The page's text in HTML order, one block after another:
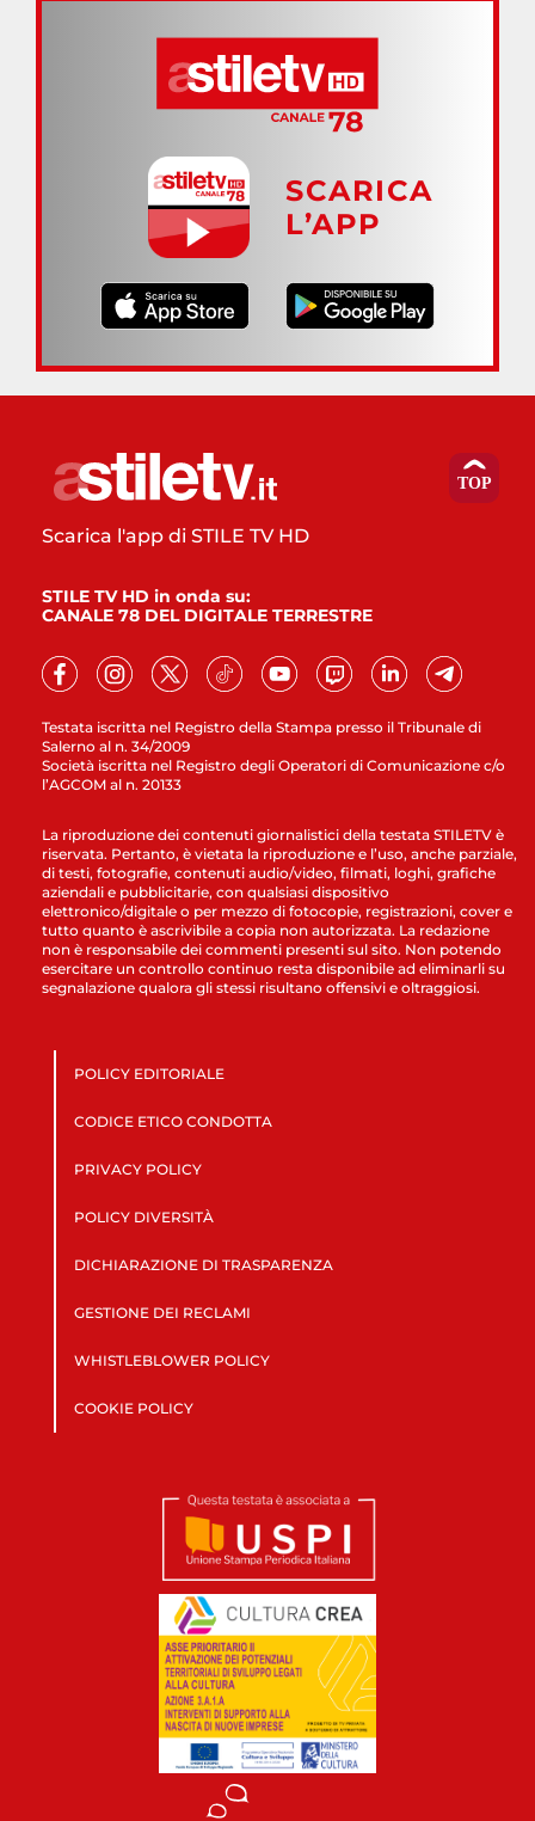
SCARICA
L’APP
Testata iscritta nel Registro della Stampa presso il Tribunale di
Salerno al n. 34/2009
Società iscritta nel Registro degli Operatori di Comunicazione c/o
l’AGCOM al n. 20133
Scarica l'app di STILE TV HD
STILE TV HD in onda su:
CANALE 78 DEL DIGITALE TERRESTRE
La riproduzione dei contenuti giornalistici della testata STILETV è
riservata. Pertanto, è vietata la riproduzione e l’uso, anche parziale,
di testi, fotografie, contenuti audio/video, filmati, loghi, grafiche
aziendali e pubblicitarie, con qualsiasi dispositivo
elettronico/digitale o per mezzo di fotocopie, registrazioni, cover e
tutto quanto è ascrivibile a copia non autorizzata. La redazione
non è responsabile dei commenti presenti sul sito. Non potendo
esercitare un controllo continuo resta disponibile ad eliminarli su
segnalazione qualora gli stessi risultano offensivi e oltraggiosi.
POLICY EDITORIALE
CODICE ETICO CONDOTTA
PRIVACY POLICY
POLICY DIVERSITÀ
DICHIARAZIONE DI TRASPARENZA
GESTIONE DEI RECLAMI
WHISTLEBLOWER POLICY
COOKIE POLICY